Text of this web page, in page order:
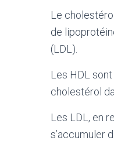
Le
de
(LDL).
Les HDL
cholestérol
Les LDL, en
s’accumuler